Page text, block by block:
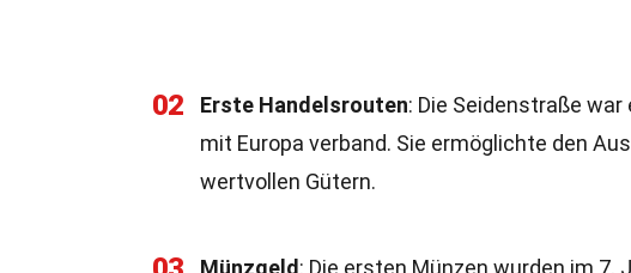
02 Erste Handelsrouten: Die Seidenstraße
mit Europa verband. Sie ermöglichte den
wertvollen Gütern.
Münzgeld : Die ersten Münzen wurden im 7.